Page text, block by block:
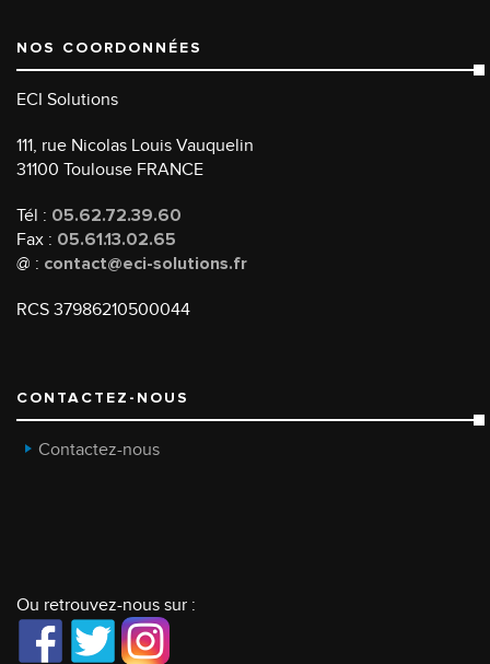
NOS COORDONNÉES
ECI Solutions
111, rue Nicolas Louis Vauquelin
31100 Toulouse FRANCE
Tél : 05.62.72.39.60
Fax : 05.61.13.02.65
@ : contact@eci-solutions.fr
RCS 37986210500044
CONTACTEZ-NOUS
Contactez-nous
Ou retrouvez-nous sur :